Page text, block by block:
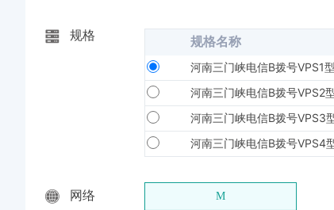
规格 规格名称
河南三门峡电信B拨号VPS1型
河南三门峡电信B拨号VPS2
河南三门峡电信B拨号VPS3
河南三门峡电信B拨号VPS4
网络 M